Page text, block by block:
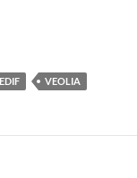
VEOLIA